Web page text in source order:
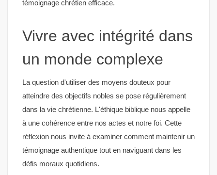
témoignage chrétien efficace.
Vivre avec intégrité dans
un monde complexe
La question d'utiliser des moyens douteux pour
atteindre des objectifs nobles se pose régulièrement
dans la vie chrétienne. L'éthique biblique nous appelle
à une cohérence entre nos actes et notre foi. Cette
réflexion nous invite à examiner comment maintenir un
témoignage authentique tout en naviguant dans les
défis moraux quotidiens.